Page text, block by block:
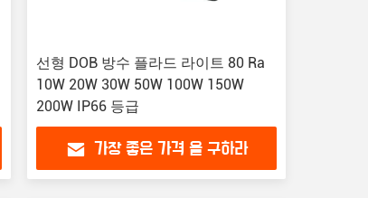
선형 DOB 방수 플라드 라이트 80 Ra
10W 20W 30W 50W 100W 150W
200W IP66 등급
가장 좋은 가격 을 구하라